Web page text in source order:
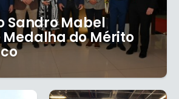
Sandro Mabel
do Mérito